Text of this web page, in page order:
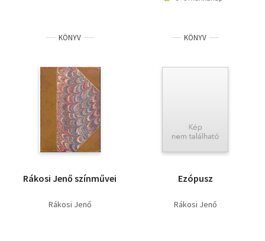
KÖNYV
Rákosi Jenő színművei
Rákosi Jenő
KÖNYV
Ezópusz
Rákosi Jenő